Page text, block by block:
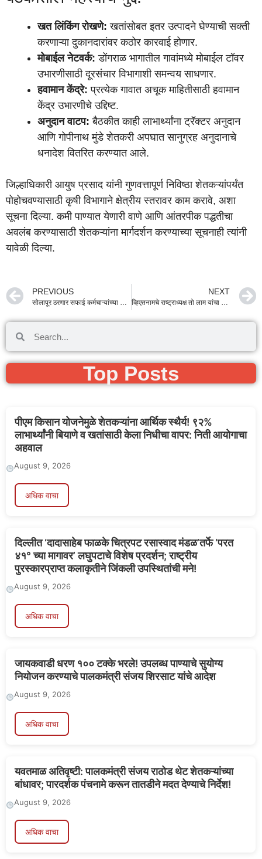
खत लिंकिंग रोखणे: खतांसोबत इतर उत्पादने घेण्याची सक्ती
करणाऱ्या दुकानदारांवर कठोर कारवाई होणार.
मोबाईल नेटवर्क: डोंगराळ भागातील गावांमध्ये मोबाईल टॉवर
उभारणीसाठी दूरसंचार विभागाशी समन्वय साधणार.
हवामान केंद्रे: प्रत्येक गावात अचूक माहितीसाठी हवामान
केंद्र उभारणीचे उद्दिष्ट.
अनुदान वाटप: बैठकीत काही लाभार्थ्यांना ट्रॅक्टर अनुदान
आणि गोपीनाथ मुंडे शेतकरी अपघात सानुग्रह अनुदानाचे
धनादेश वितरित करण्यात आले.
जिल्हाधिकारी आयुष प्रसाद यांनी गुणवत्तापूर्ण निविष्ठा शेतकऱ्यांपर्यंत
पोहोचवण्यासाठी कृषी विभागाने क्षेत्रीय स्तरावर काम करावे, अशा
सूचना दिल्या. कमी पाण्यात येणारी वाणे आणि आंतरपीक पद्धतीचा
अवलंब करण्यासाठी शेतकऱ्यांना मार्गदर्शन करण्याच्या सूचनाही त्यांनी
यावेळी दिल्या.
PREVIOUS
सोलापूर ठरणार सफाई कर्मचाऱ्यांच्या कल्याणासाठी ‘मॉडेल जिल्हा’; अध्यक्ष शेरसिंग डागोर यांचे प्रशासनाला महत्त्वपूर्ण निर्देश
NEXT
व्हिएतनामचे राष्ट्राध्यक्ष तो लाम यांचा मुंबई दौरा संपन्न; मायदेशाकडे प्रयाण करताना राज्यपाल आणि मुख्यमंत्र्यांची उपस्थिती
Top Posts
पीएम किसान योजनेमुळे शेतकऱ्यांना आर्थिक स्थैर्य! ९२%
लाभार्थ्यांनी बियाणे व खतांसाठी केला निधीचा वापर: निती आयोगाचा
अहवाल
August 9, 2026
अधिक वाचा
दिल्लीत ‘दादासाहेब फाळके चित्रपट रसास्वाद मंडळ’तर्फे ‘परत
४१° च्या मागावर’ लघुपटाचे विशेष प्रदर्शन; राष्ट्रीय
पुरस्कारप्राप्त कलाकृतीने जिंकली उपस्थितांची मने!
August 9, 2026
अधिक वाचा
जायकवाडी धरण १०० टक्के भरले! उपलब्ध पाण्याचे सुयोग्य
नियोजन करण्याचे पालकमंत्री संजय शिरसाट यांचे आदेश
August 9, 2026
अधिक वाचा
यवतमाळ अतिवृष्टी: पालकमंत्री संजय राठोड थेट शेतकऱ्यांच्या
बांधावर; पारदर्शक पंचनामे करून तातडीने मदत देण्याचे निर्देश!
August 9, 2026
अधिक वाचा